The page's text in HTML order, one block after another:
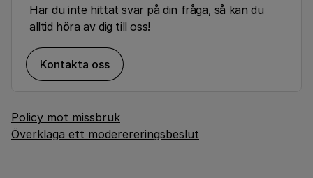
Har du inte hittat svar på din fråga, så kan du
alltid höra av dig till oss!
Kontakta oss
Policy mot missbruk
Överklaga ett moderereringsbeslut